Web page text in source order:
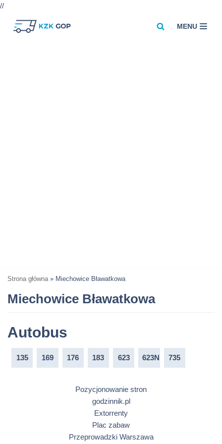
//
MENU
Strona główna » Miechowice Bławatkowa
Miechowice Bławatkowa
Autobus
135 169 176 183 623 623N 735
Pozycjonowanie stron
godzinnik.pl
Extorrenty
Plac zabaw
Przeprowadzki Warszawa